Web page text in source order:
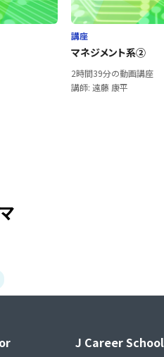
講座
マネジメント系②
2時間39分の動画講座
講師: 遠藤 康平
J Career School